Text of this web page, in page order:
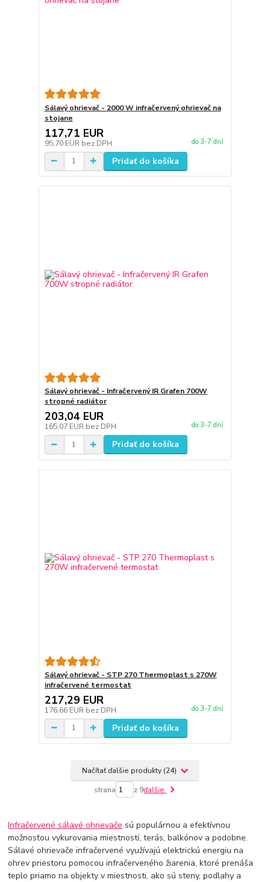
Sálavý ohrievač - 2000 W infračervený ohrievač na
stojane
117,71 EUR
95,70 EUR bez DPH do 3-7 dní
Pridať do košíka
Sálavý ohrievač - Infračervený IR Grafen 700W
stropné radiátor
203,04 EUR
165,07 EUR bez DPH do 3-7 dní
Pridať do košíka
Sálavý ohrievač - STP 270 Thermoplast s 270W
infračervené termostat
217,29 EUR
176,66 EUR bez DPH do 3-7 dní
Pridať do košíka
Načítať ďalšie produkty (24)
strana z 9ďalšie
Infračervené sálavé ohrievače sú populárnou a efektívnou
možnosťou vykurovania miestností, terás, balkónov a podobne.
Sálavé ohrievače infračervené využívajú elektrickú energiu na
ohrev priestoru pomocou infračerveného žiarenia, ktoré prenáša
teplo priamo na objekty v miestnosti, ako sú steny, podlahy a